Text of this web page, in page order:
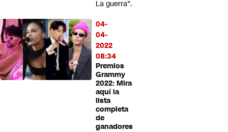
La guerra".
04-
04-
2022
08:34
Premios
Grammy
2022: Mira
aquí la
lista
completa
de
ganadores